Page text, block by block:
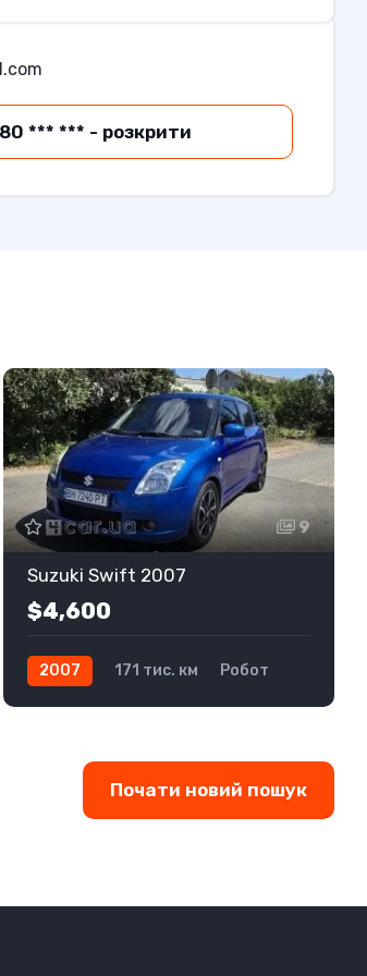
380 *** *** - розкрити
9
Suzuki Swift 2007
$4,600
2007 171 тис. км
Робот
Почати новий пошук